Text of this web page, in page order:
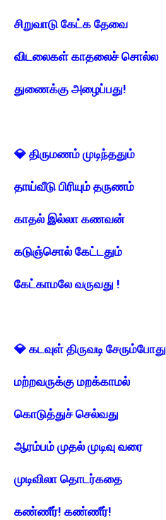
சிறுவாடு கேட்க தேவை
விடலைகள் காதலைச் சொல்ல
துணைக்கு அழைப்பது!
💎 திருமணம் முடிந்ததும்
தாய்வீடு பிரியும் தருணம்
காதல் இல்லா கணவன்
கடுஞ்சொல் கேட்டதும்
கேட்காமலே வருவது !
💎 கடவுள் திருவடி சேரும்போது
மற்றவருக்கு மறக்காமல்
கொடுத்துச் செல்வது
ஆரம்பம் முதல் முடிவு வரை
முடிவிலா தொடர்கதை
கண்ணீர்! கண்ணீர்!